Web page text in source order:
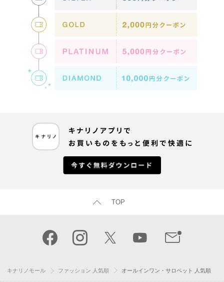
TOP
キナリノモール ファッション 人気順 オールインワン・サロペット 人気順